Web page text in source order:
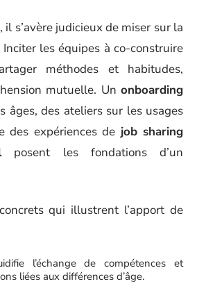
s’avère judicieux de miser sur la
Inciter les équipes à co-construire
méthodes et habitudes,
mutuelle. Un onboarding
âges, des ateliers sur les usages
des expériences de job sharing
posent les fondations d’un
qui illustrent l’apport de
l’échange de compétences et
liées aux différences d’âge.